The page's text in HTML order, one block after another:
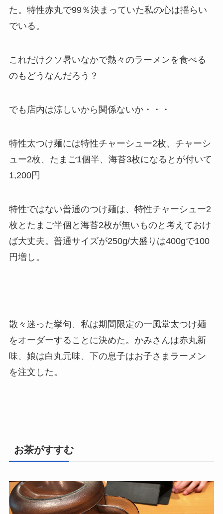
た。特性赤丸で99％決まっていた私の心は揺らい
でいる。
これだけクソ暑いなかで熱々のラーメンを食べる
のもどうなんだろう？
でも店内は涼しいから関係ないか・・・
特性太つけ麺には特性チャーシュー2枚、チャーシ
ュー2枚、たまご1個半、海苔3枚になるとが付いて
1,200円
特性ではない普通のつけ麺は、特性チャーシュー2
枚とたまご半個と海苔2枚が無いものと考えておけ
ば大丈夫。普通サイズが250g/大盛りは400gで100
円増し。
散々迷った挙句、私は期間限定の一風堂太つけ麺
をオーダーすることに決めた。かみさんは赤丸新
味、娘は白丸元味、下の息子はお子さまラーメン
を注文した。
お茶がすすむ